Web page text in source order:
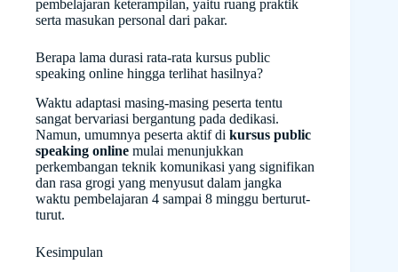
pembelajaran keterampilan, yaitu ruang praktik
serta masukan personal dari pakar.
Berapa lama durasi rata-rata kursus public
speaking online hingga terlihat hasilnya?
Waktu adaptasi masing-masing peserta tentu
sangat bervariasi bergantung pada dedikasi.
Namun, umumnya peserta aktif di kursus public
speaking online mulai menunjukkan
perkembangan teknik komunikasi yang signifikan
dan rasa grogi yang menyusut dalam jangka
waktu pembelajaran 4 sampai 8 minggu berturut-
turut.
Kesimpulan